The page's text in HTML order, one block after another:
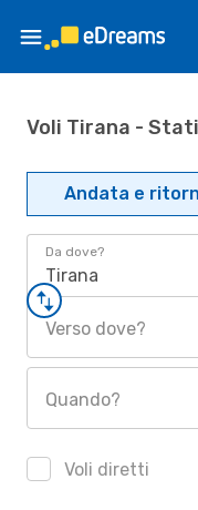
Voli Tirana -
Andata e
Da dove?
Tirana
Verso dove?
Quando?
Voli diretti